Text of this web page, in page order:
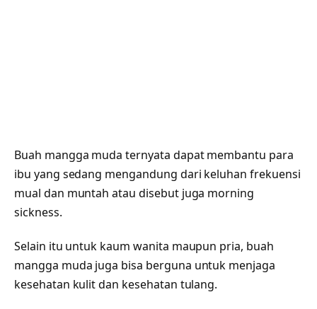
Buah mangga muda ternyata dapat membantu para
ibu yang sedang mengandung dari keluhan frekuensi
mual dan muntah atau disebut juga morning
sickness.
Selain itu untuk kaum wanita maupun pria, buah
mangga muda juga bisa berguna untuk menjaga
kesehatan kulit dan kesehatan tulang.